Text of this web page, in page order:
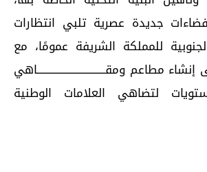
جديدة عصرية تلبي انتظارات
للمملكة الشريفة عمومًا، مع
ومقـــــــــــــــــــــــــــــــــاهي
لتضاهي العلامات الوطنية